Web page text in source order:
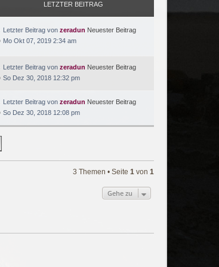
LETZTER BEITRAG
Letzter Beitrag vonzeradun Neuester Beitrag
Mo Okt 07, 2019 2:34 am
Letzter Beitrag vonzeradun Neuester Beitrag
So Dez 30, 2018 12:32 pm
Letzter Beitrag vonzeradun Neuester Beitrag
So Dez 30, 2018 12:08 pm
3 Themen • Seite 1 von 1
Gehe zu